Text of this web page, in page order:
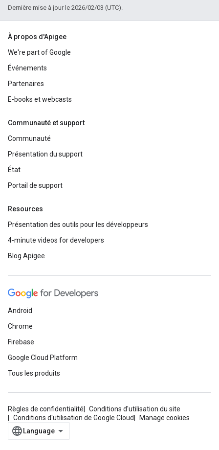
Dernière mise à jour le 2026/02/03 (UTC).
À propos d'Apigee
We're part of Google
Événements
Partenaires
E-books et webcasts
Communauté et support
Communauté
Présentation du support
État
Portail de support
Resources
Présentation des outils pour les développeurs
4-minute videos for developers
Blog Apigee
Android
Chrome
Firebase
Google Cloud Platform
Tous les produits
Règles de confidentialité
Conditions d'utilisation du site
Conditions d'utilisation de Google Cloud
Manage cookies